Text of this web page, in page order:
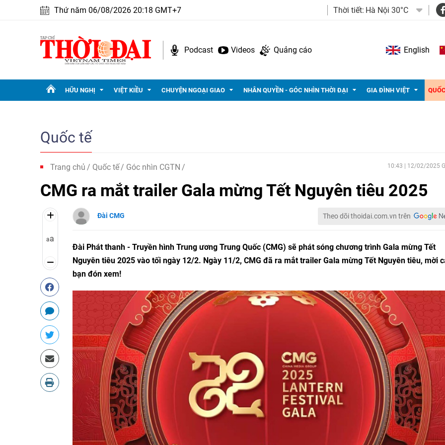
Thứ năm 06/08/2026 20:18 GMT+7 Thời tiết: Hà Nội 30°C
Podcast Videos Quảng cáo English
HỮU NGHỊ VIỆT KIỀU CHUYỆN NGOẠI GIAO NHÂN QUYỀN - GÓC NHÌN THỜI ĐẠI GIA ĐÌNH VIỆT
Quốc tế
Trang chủ Quốc tế Góc nhìn CGTN 10:43 | 12/02/2025
CMG ra mắt trailer Gala mừng Tết Nguyên tiêu 2025
aa
Đài CMG Theo dõi thoidai.com.vn trên
Đài Phát thanh - Truyền hình Trung ương Trung Quốc (CMG) sẽ phát sóng chương trình Gala mừng Tết
Nguyên tiêu 2025 vào tối ngày 12/2. Ngày 11/2, CMG đã ra mắt trailer Gala mừng Tết Nguyên tiêu, mời
bạn đón xem!